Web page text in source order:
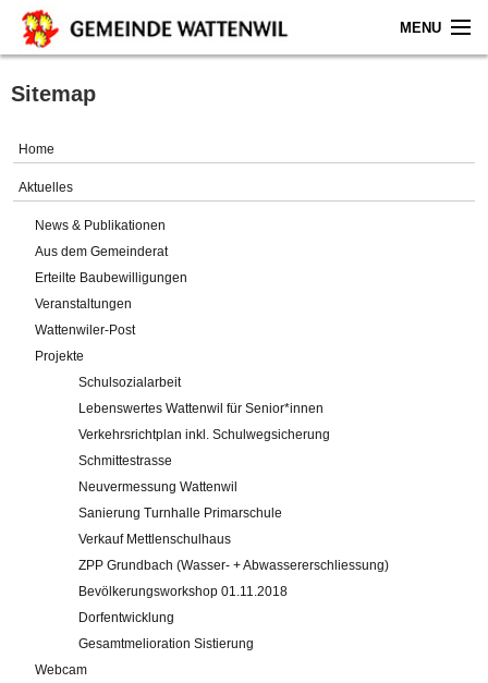
MENU
Home
Gemeinde
Verwaltung
Online-Service
Impressum
Sitemap
Home
Aktuelles
News & Publikationen
Aus dem Gemeinderat
Erteilte Baubewilligungen
Veranstaltungen
Wattenwiler-Post
Projekte
Schulsozialarbeit
Lebenswertes Wattenwil für Senior*innen
Verkehrsrichtplan inkl. Schulwegsicherung
Schmittestrasse
Neuvermessung Wattenwil
Sanierung Turnhalle Primarschule
Verkauf Mettlenschulhaus
ZPP Grundbach (Wasser- + Abwassererschliessung)
Bevölkerungsworkshop 01.11.2018
Dorfentwicklung
Gesamtmelioration Sistierung
Webcam